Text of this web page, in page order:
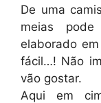
De uma
meias
elaborado
fácil…! Não
vão gostar.
Aqui em